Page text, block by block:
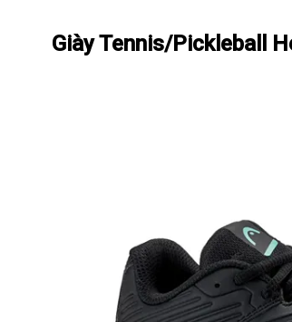
Giày Tennis/Pickleball